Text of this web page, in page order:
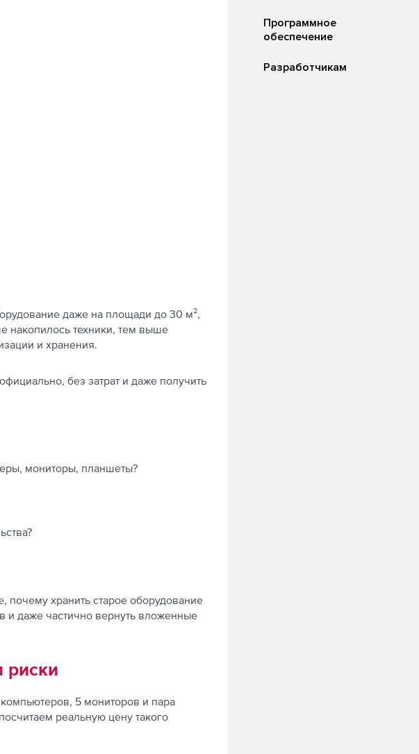
даже на площади до 30 м²,
накопилось техники, тем выше
и хранения.
без затрат и даже получить
мониторы, планшеты?
почему хранить старое оборудование
и даже частично вернуть вложенные
риски
5 мониторов и пара
реальную цену такого
Программное
обеспечение
Разработчикам